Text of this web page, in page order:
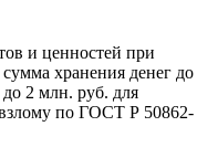
и ценностей при
хранения денег до
2 млн. руб. для
по ГОСТ Р 50862-